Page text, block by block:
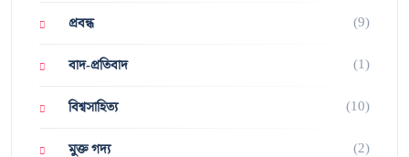
প্রবন্ধ (9)
বাদ-প্রতিবাদ (1)
বিশ্বসাহিত্য (10)
মুক্ত গদ্য (2)